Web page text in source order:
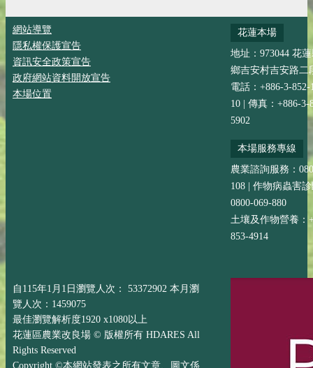
網站導覽
隱私權保護宣告
資訊安全政策宣告
政府網站資料開放宣告
本場位置
花蓮本場
地址：973044 花
鄉吉安村吉安路二
電話：+886-3-852-
10 | 傳真：+886-3-
5902
本場服務專線
農業諮詢服務：
108 | 作物病蟲害
0800-069-880
土壤及作物營養：
853-4914
自115年1月1日瀏覽人次： 53372902 本月瀏
覽人次：1459075
最佳瀏覽解析度1920 x1080以上
花蓮區農業改良場 © 版權所有 HDARES All
Rights Reserved
Copyright ©本網站發表之所有文章、圖文係